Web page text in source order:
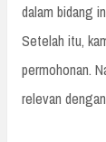
dalam bidang
Setelah itu,
permohonan.
relevan